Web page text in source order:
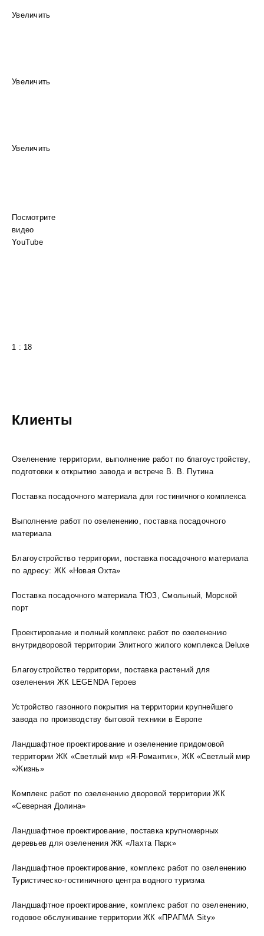
Увеличить
Увеличить
Увеличить
Посмотрите
видео
YouTube
1 : 18
Клиенты
Озеленение территории, выполнение работ по благоустройству,
подготовки к открытию завода и встрече В. В. Путина
Поставка посадочного материала для гостиничного комплекса
Выполнение работ по озеленению, поставка посадочного
материала
Благоустройство территории, поставка посадочного материала
по адресу: ЖК «Новая Охта»
Поставка посадочного материала ТЮЗ, Смольный, Морской
порт
Проектирование и полный комплекс работ по озеленению
внутридворовой территории Элитного жилого комплекса Deluxe
Благоустройство территории, поставка растений для
озеленения ЖК LEGENDA Героев
Устройство газонного покрытия на территории крупнейшего
завода по производству бытовой техники в Европе
Ландшафтное проектирование и озеленение придомовой
территории ЖК «Светлый мир «Я-Романтик», ЖК «Светлый мир
«Жизнь»
Комплекс работ по озеленению дворовой территории ЖК
«Северная Долина»
Ландшафтное проектирование, поставка крупномерных
деревьев для озеленения ЖК «Лахта Парк»
Ландшафтное проектирование, комплекс работ по озеленению
Туристическо-гостиничного центра водного туризма
Ландшафтное проектирование, комплекс работ по озеленению,
годовое обслуживание территории ЖК «ПРАГМА Sity»